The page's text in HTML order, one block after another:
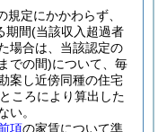
規定にかかわらず、
期間(当該収入超過者
場合は、当該認定の
での間)について、毎
案し近傍同種の住宅
ころにより算出した
い。
項の家賃について準